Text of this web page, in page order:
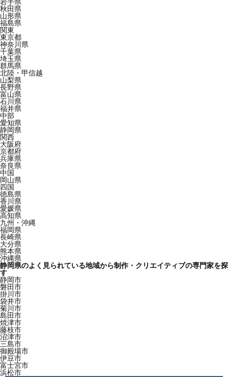
秋田県
山形県
福島県
関東
東京都
神奈川県
千葉県
埼玉県
群馬県
北陸・甲信越
山梨県
長野県
富山県
石川県
福井県
中部
愛知県
静岡県
関西
大阪府
京都府
兵庫県
奈良県
中国
岡山県
四国
徳島県
香川県
愛媛県
高知県
九州・沖縄
福岡県
長崎県
大分県
熊本県
沖縄県
静岡県のよく見られている地域から制作・クリエイティブの専門家を探
す
静岡市
磐田市
掛川市
袋井市
菊川市
島田市
焼津市
藤枝市
沼津市
三島市
御殿場市
伊豆市
富士宮市
浜松市